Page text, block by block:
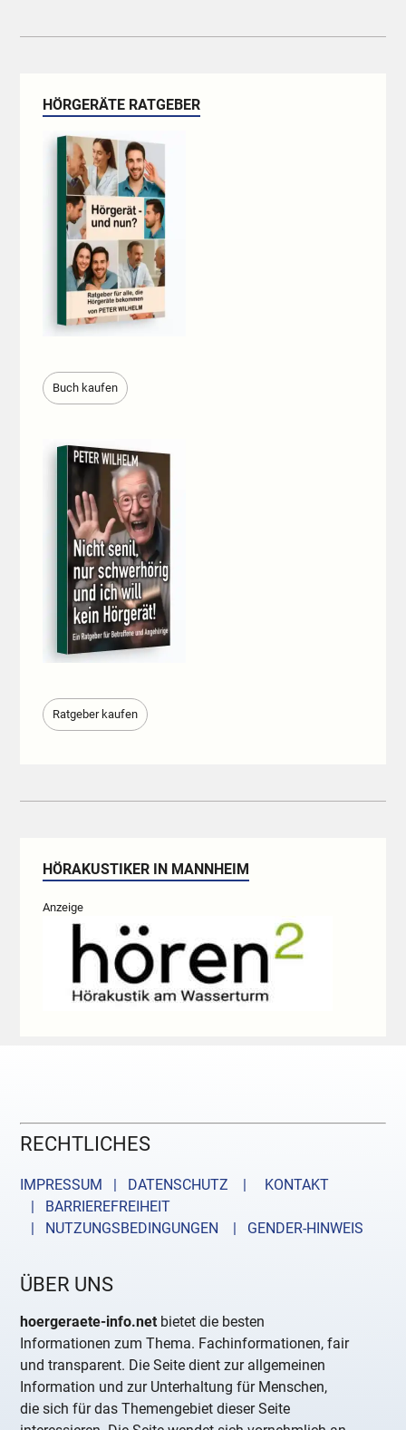
HÖRGERÄTE RATGEBER
Buch kaufen
Ratgeber kaufen
HÖRAKUSTIKER IN MANNHEIM
Anzeige
RECHTLICHES
IMPRESSUM | DATENSCHUTZ |
KONTAKT
| BARRIEREFREIHEIT
| NUTZUNGSBEDINGUNGEN
| GENDER-HINWEIS
ÜBER UNS
hoergeraete-info.net bietet die besten
Informationen zum Thema. Fachinformationen, fair
und transparent. Die Seite dient zur allgemeinen
Information und zur Unterhaltung für Menschen,
die sich für das Themengebiet dieser Seite